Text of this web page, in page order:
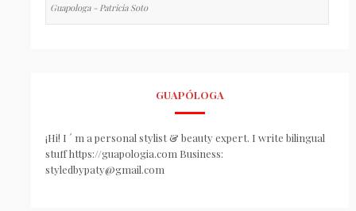
Guapologa - Patricia Soto
GUAPÓLOGA
¡Hi! I ´ m a personal stylist & beauty expert. I write bilingual
stuff https://guapologia.com Business:
styledbypaty@gmail.com